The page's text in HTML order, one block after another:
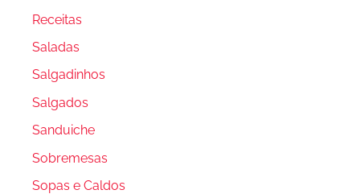
Receitas
Saladas
Salgadinhos
Salgados
Sanduiche
Sobremesas
Sopas e Caldos